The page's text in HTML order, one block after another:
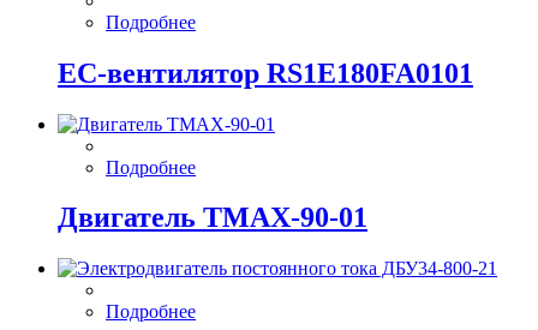
Подробнее
EC-вентилятор RS1E180FA0101
Подробнее
Двигатель ТМАХ-90-01
Подробнее